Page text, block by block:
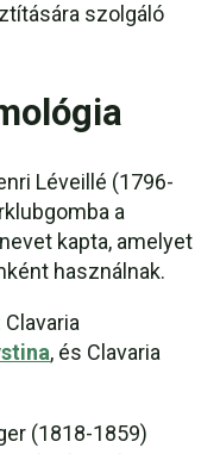
szolgáló
Léveillé (1796-
a
kapta, amelyet
használnak.
, és Clavaria
(1818-1859)